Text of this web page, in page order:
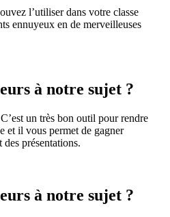
l’utiliser dans votre classe
ennuyeux en de merveilleuses
à notre sujet ?
un très bon outil pour rendre
et il vous permet de gagner
présentations.
à notre sujet ?